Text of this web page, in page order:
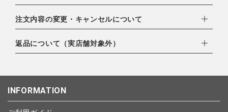
・クレジットカード（VISA,mastercard,JCB,AMERICAN
EXPRESS,Diners Club）
・amazonペイメント
・楽天ペイ
・PayPay
配達業者：日本郵便
北海道：1,400円
注文内容の変更・キャンセルについて
ご注文日当日から翌日のAM9:00までにご連絡頂いた場合はキャ
ンセルは可能です。
します。
予約商品など一部キャンセルが出来ない場合がございます。あら
返品について（実店舗対象外）
こちら よりご依頼ください。
INFORMATION